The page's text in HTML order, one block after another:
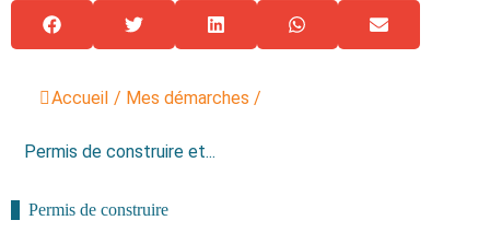
Accueil / Mes démarches /
Permis de construire et...
Permis de construire